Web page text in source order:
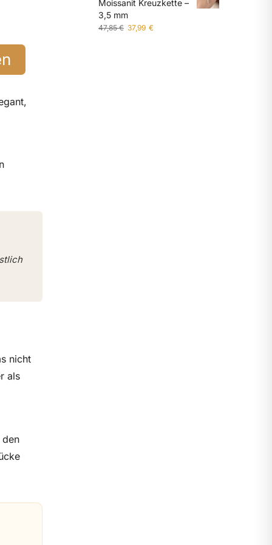
nicht
als
den
Moissanit Kreuzkette –
3,5 mm
47,85€ 37,99 €